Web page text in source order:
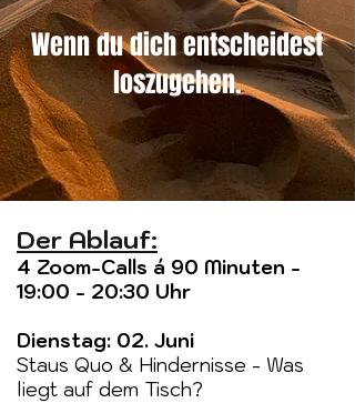
Wenn du dich entscheidest
loszugehen.
Der Ablauf:
4 Zoom-Calls á 90 Minuten -
19:00 - 20:30 Uhr
Dienstag: 02. Juni
Staus Quo & Hindernisse - Was
liegt auf dem Tisch?